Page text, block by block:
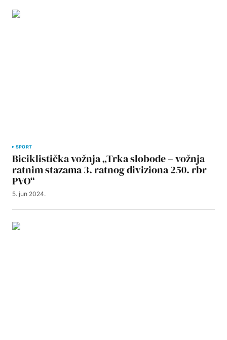
SPORT
Biciklistička vožnja „Trka slobode – vožnja
ratnim stazama 3. ratnog diviziona 250. rbr
PVO“
5. jun 2024.